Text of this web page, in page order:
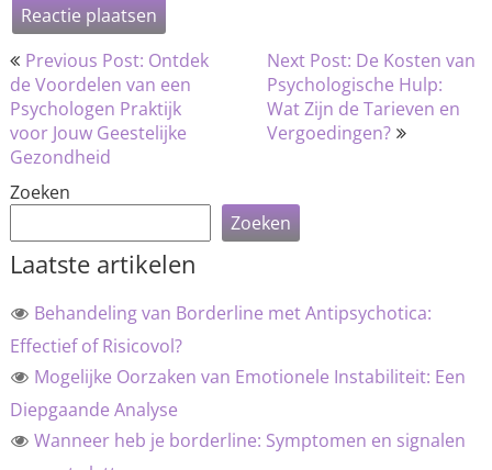
Bericht
navigatie
Previous Post: Ontdek
de Voordelen van een
Psychologen Praktijk
voor Jouw Geestelijke
Gezondheid
Next Post: De Kosten van
Psychologische Hulp:
Wat Zijn de Tarieven en
Vergoedingen?
Zoeken
Zoeken
Laatste artikelen
Behandeling van Borderline met Antipsychotica:
Effectief of Risicovol?
Mogelijke Oorzaken van Emotionele Instabiliteit: Een
Diepgaande Analyse
Wanneer heb je borderline: Symptomen en signalen